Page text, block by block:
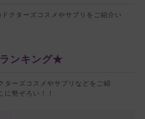
クターズコスメやサプリをご紹介い
ンキング★
ターズコスメやサプリなどをご紹
に勢ぞろい！！